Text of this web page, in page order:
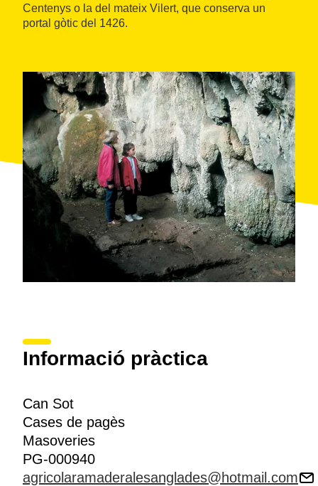
Centenys o la del mateix Vilert, que conserva un
portal gòtic del 1426.
Informació pràctica
Can Sot
Cases de pagès
Masoveries
PG-000940
agricolaramaderalesanglades@hotmail.com